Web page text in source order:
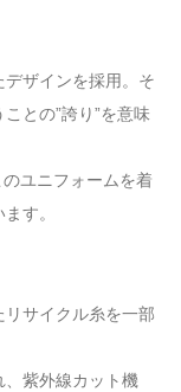
デザインを採用。そ
との”誇り”を意味
ユニフォームを着
す。
サイクル糸を一部
紫外線カット機